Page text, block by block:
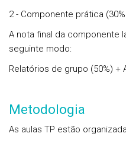
2 - Componente prática
A nota final da componente
seguinte modo:
Relatórios de grupo (50%) +
Metodologia
As aulas TP estão